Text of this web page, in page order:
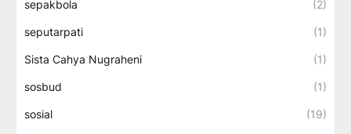
sepakbola (2)
seputarpati (1)
Sista Cahya Nugraheni (1)
sosbud (1)
sosial (19)